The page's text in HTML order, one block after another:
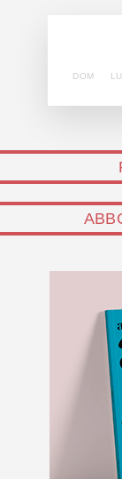
DOM